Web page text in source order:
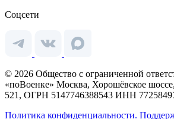
Соцсети
© 2026 Общество с ограниченной
«поВоенке» Москва, Хорошёвское
521, ОГРН 5147746388543 ИНН
Политика конфиденциальности.